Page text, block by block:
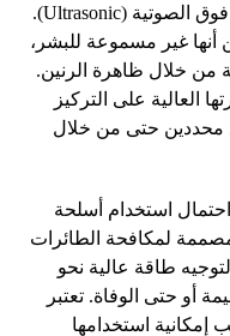
الموجات دون الصوتية (Infrasonic) أو فوق الصوتية (Ultrasonic).
أنها غير مسموعة للبشر،
من خلال ظاهرة الرنين.
العالية على التركيز
محددين حتى من خلال
احتمال استخدام أسلحة
لمكافحة الطائرات
طاقة عالية نحو
أو حتى الوفاة. تعتبر
إمكانية استخدامها